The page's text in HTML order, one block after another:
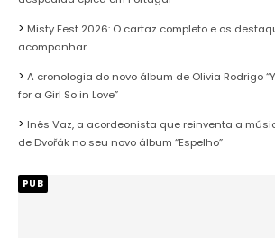
Misty Fest 2026: O cartaz completo e os
acompanhar
A cronologia do novo álbum de Olivia Rodrigo
for a Girl So in Love”
Inês Vaz, a acordeonista que reinventa a
de Dvořák no seu novo álbum “Espelho”
PUB